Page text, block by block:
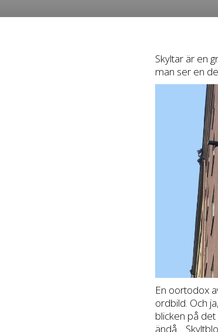
Skyltar är en
man ser en
En oortodox
ordbild. Och
blicken på
ändå…